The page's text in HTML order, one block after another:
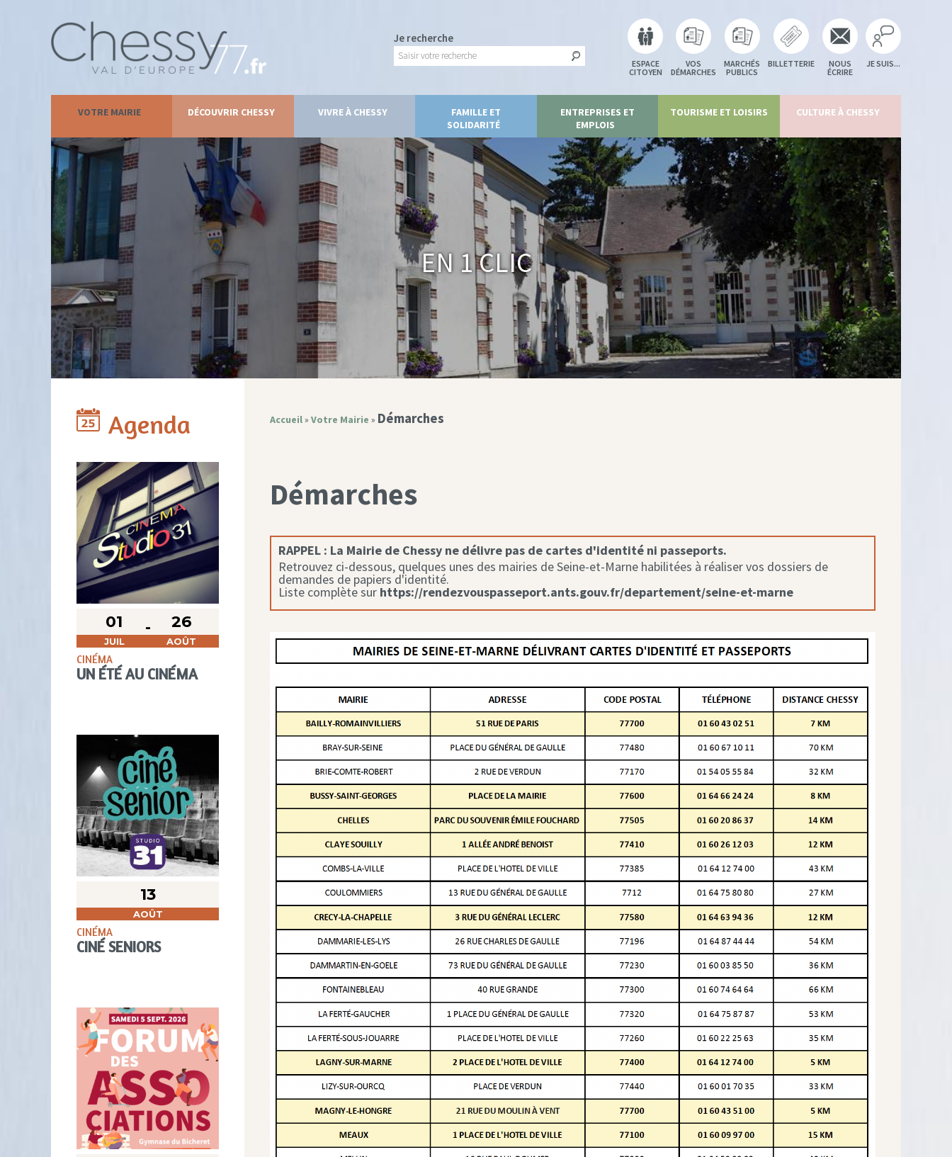
Je recherche
ESPACE
CITOYEN
VOS
DÉMARCHES
MARCHÉS
PUBLICS
BILLETTERIE
NOUS
ÉCRIRE
JE SUIS...
VOTRE MAIRIE DÉCOUVRIR CHESSY VIVRE À CHESSY
FAMILLE ET
SOLIDARITÉ
ENTREPRISES ET
EMPLOIS
TOURISME ET LOISIRS CULTURE À CHESSY
En 1 clic
Agenda
01
JUIL
26
AOÛT
CINÉMA
UN ÉTÉ AU CINÉMA
13
AOÛT
CINÉMA
CINÉ SENIORS
Accueil» Votre Mairie » Démarches
Démarches
RAPPEL : La Mairie de Chessy ne délivre pas de cartes d'identité ni passeports.
Retrouvez ci-dessous, quelques unes des mairies de Seine-et-Marne habilitées à réaliser vos dossiers de
demandes de papiers d'identité.
Liste complète sur https://rendezvouspasseport.ants.gouv.fr/departement/seine-et-marne